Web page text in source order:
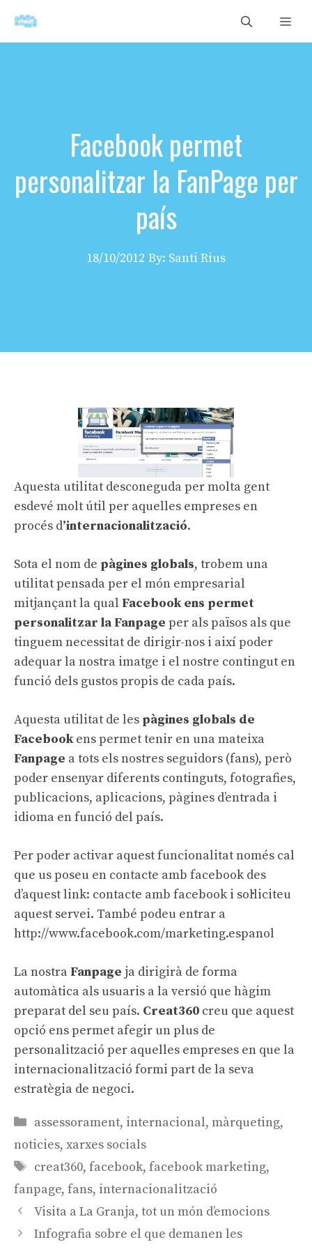
contingut
Facebook permet
personalitzar la FanPage per
país
18/10/2012 By: Santi Rius
Aquesta utilitat desconeguda per molta gent
esdevé molt útil per aquelles empreses en
procés d’internacionalització.
Sota el nom de pàgines globals, trobem una
utilitat pensada per el món empresarial
mitjançant la qual Facebook ens permet
personalitzar la Fanpage per als països als que
tinguem necessitat de dirigir-nos i així poder
adequar la nostra imatge i el nostre contingut en
funció dels gustos propis de cada país.
Aquesta utilitat de les pàgines globals de
Facebookens permet tenir en una mateixa
Fanpage a tots els nostres seguidors (fans), però
poder ensenyar diferents continguts, fotografies,
publicacions, aplicacions, pàgines d’entrada i
idioma en funció del país.
Per poder activar aquest funcionalitat només cal
que us poseu en contacte amb facebook des
d’aquest link: contacte amb facebook i sol·liciteu
aquest servei. També podeu entrar a
http://www.facebook.com/marketing.espanol
La nostra Fanpage ja dirigirà de forma
automàtica als usuaris a la versió que hàgim
preparat del seu país. Creat360 creu que aquest
opció ens permet afegir un plus de
personalització per aquelles empreses en que la
internacionalització formi part de la seva
estratègia de negoci.
Categories
assessorament, internacional, màrqueting,
noticies, xarxes socials
Etiquetes
creat360, facebook, facebook marketing,
fanpage, fans, internacionalització
Navegació
per
Visita a La Granja, tot un món d’emocions
Infografia sobre el que demanen les